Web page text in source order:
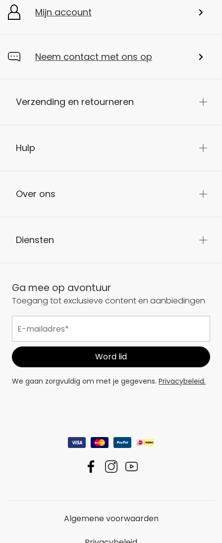
Mijn account
Neem contact met ons op
Verzending en retourneren
Hulp
Over ons
Diensten
Ga mee op avontuur
Toegang tot exclusieve content en aanbiedingen
We gaan zorgvuldig om met je gegevens. Privacybeleid.
Algemene voorwaarden